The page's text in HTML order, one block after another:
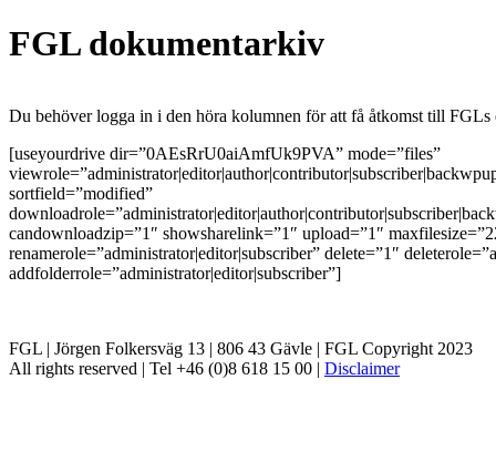
FGL dokumentarkiv
Du behöver logga in i den höra kolumnen för att få åtkomst till FGLs
[useyourdrive dir=”0AEsRrU0aiAmfUk9PVA” mode=”files”
sortfield=”modified”
candownloadzip=”1″ showsharelink=”1″ upload=”1″
renamerole=”administrator|editor|subscriber” delete=”1″
addfolderrole=”administrator|editor|subscriber”]
FGL | Jörgen Folkersväg 13 | 806 43 Gävle | FGL Copyright 2023
All rights reserved | Tel +46 (0)8 618 15 00 | Disclaimer